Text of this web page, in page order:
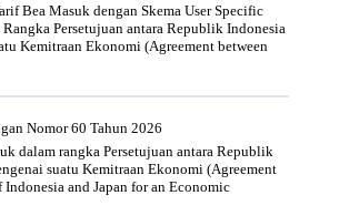
Bea Masuk dengan Skema User Specific
Persetujuan antara Republik Indonesia
Kemitraan Ekonomi (Agreement between
Nomor 60 Tahun 2026
dalam rangka Persetujuan antara Republik
suatu Kemitraan Ekonomi (Agreement
and Japan for an Economic